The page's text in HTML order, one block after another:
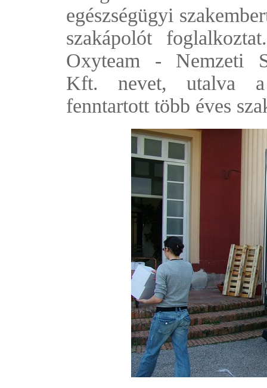
egészségügyi
szakápolót
Oxyteam - Nemzeti
Kft. nevet, utalva a
fenntartott több éves